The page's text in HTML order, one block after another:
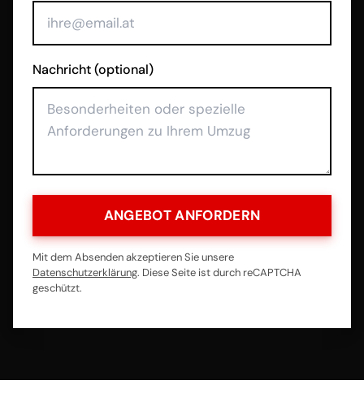
Nachricht (optional)
ANGEBOT ANFORDERN
Mit dem Absenden akzeptieren Sie unsere
Datenschutzerklärung. Diese Seite ist durch reCAPTCHA
geschützt.